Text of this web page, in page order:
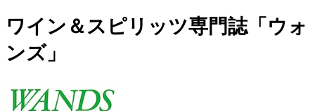
ワイン＆スピリッツ専門誌「ウォ
ンズ」